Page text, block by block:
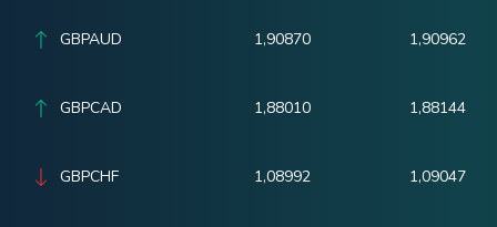
GBPAUD 1,90870 1,90962
GBPCAD 1,88010 1,88144
GBPCHF 1,08992 1,09047